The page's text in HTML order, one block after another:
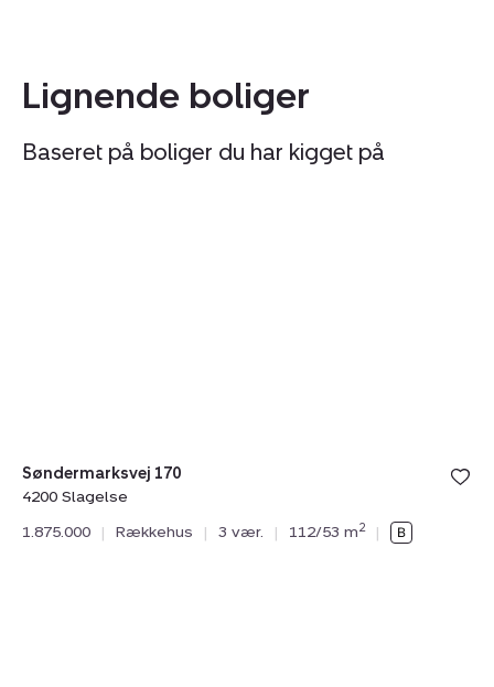
Lignende boliger
Baseret på boliger du har kigget på
Søndermarksvej 170
4200 Slagelse
1.875.000
| Rækkehus | 3 vær. | 112/53 m2 |